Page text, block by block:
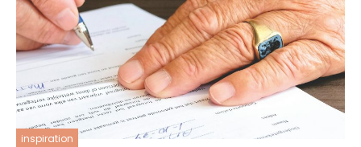
inspiration